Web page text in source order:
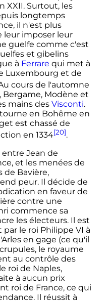
XXII. Surtout, les
longtemps
il n'est plus
leur imposer leur
guelfe comme c'est
et gibelins
à Ferrare qui met à
Luxembourg et de
cours de l'automne
Bergame, Modène et
mains des Visconti.
en Bohême en
est chassé de
en 1334[20].
Jean de
et les menées de
de Bavière,
peur. Il décide de
en faveur de
contre une
commence sa
les électeurs. Il est
le roi Philippe VI à
en gage (ce qu'il
le royaume
au contrôle des
roi de Naples,
à aucun prix
roi de France, ce qui
Il réussit à